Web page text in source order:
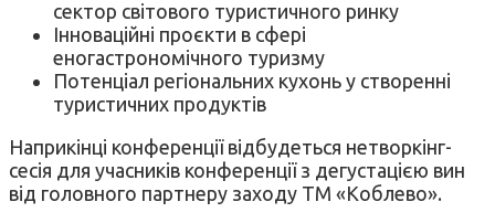
сектор світового туристичного ринку
Інноваційні проєкти в сфері
еногастрономічного туризму
Потенціал регіональних кухонь у створенні
туристичних продуктів
Наприкінці конференції відбудеться нетворкінг-
сесія для учасників конференції з дегустацією вин
від головного партнеру заходу ТМ «Коблево».